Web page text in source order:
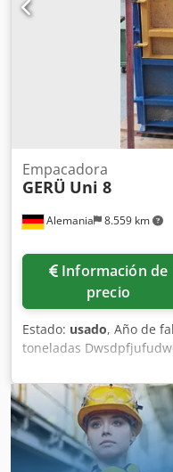
Alemania 8.559 km
Empacadora
GERÜ Uni 8
Información de
precio
Estado: usado, Año de
toneladas
500 mm profundidad
plástico - cartón
Tensión: 230 / 50 V / Hz
máquina: 900 x 600 x